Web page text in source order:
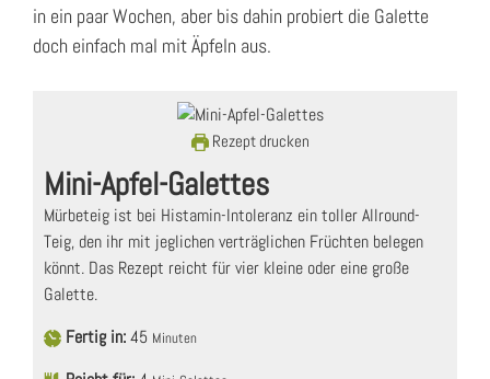
in ein paar Wochen, aber bis dahin probiert die Galette
doch einfach mal mit Äpfeln aus.
Rezept drucken
Mini-Apfel-Galettes
Mürbeteig ist bei Histamin-Intoleranz ein toller Allround-
Teig, den ihr mit jeglichen verträglichen Früchten belegen
könnt. Das Rezept reicht für vier kleine oder eine große
Galette.
Fertig in:45 Minuten